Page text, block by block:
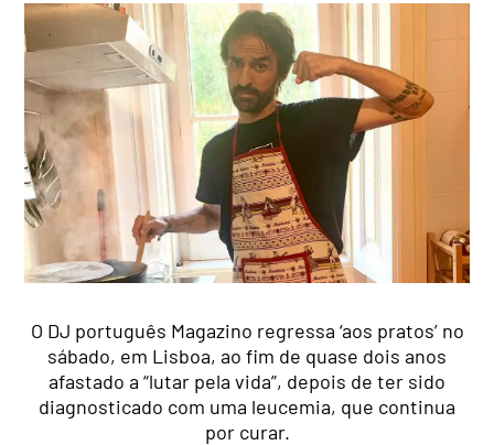
O DJ português Magazino regressa ‘aos pratos’ no
sábado, em Lisboa, ao fim de quase dois anos
afastado a “lutar pela vida”, depois de ter sido
diagnosticado com uma leucemia, que continua
por curar.